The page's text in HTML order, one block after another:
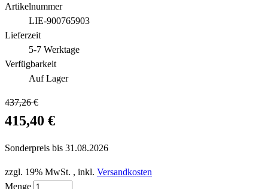
Artikelnummer
LIE-900765903
Lieferzeit
5-7 Werktage
Verfügbarkeit
Auf Lager
437,26 €
415,40 €
Sonderpreis bis 31.08.2026
zzgl. 19% MwSt. , inkl. Versandkosten
Menge